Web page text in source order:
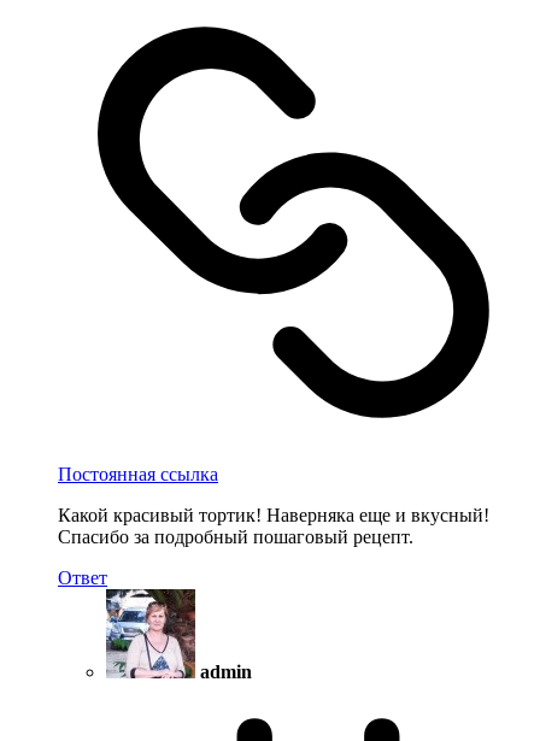
Постоянная ссылка
Какой красивый тортик! Наверняка еще и вкусный!
Спасибо за подробный пошаговый рецепт.
Ответ
admin